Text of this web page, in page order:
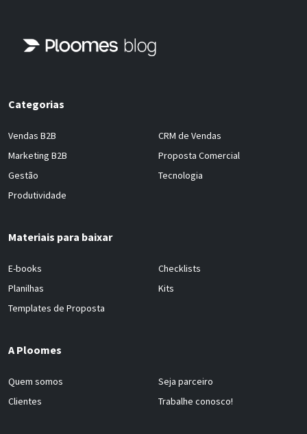
Categorias
Vendas B2B
Marketing B2B
Gestão
Produtividade
CRM de Vendas
Proposta Comercial
Tecnologia
Materiais para baixar
E-books
Planilhas
Templates de Proposta
Checklists
Kits
A Ploomes
Quem somos
Clientes
Seja parceiro
Trabalhe conosco!